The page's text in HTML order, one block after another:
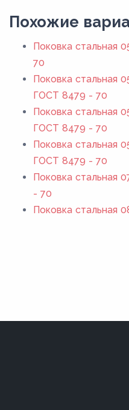
Похожие
Поковка стальная
70
Поковка стальная
ГОСТ 8479 - 70
Поковка стальная
ГОСТ 8479 - 70
Поковка стальная
ГОСТ 8479 - 70
Поковка стальная
- 70
Поковка стальная